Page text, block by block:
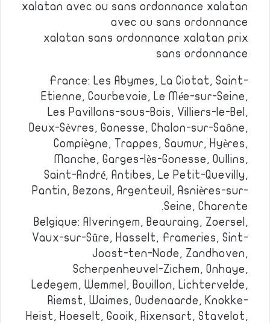
xalatan avec ou sans ordonnance xalatan
avec ou sans ordonnance
xalatan sans ordonnance xalatan prix
sans ordonnance
France: Les Abymes, La Ciotat, Saint-
Etienne, Courbevoie, Le Mée-sur-Seine,
Les Pavillons-sous-Bois, Villiers-le-Bel,
Deux-Sèvres, Gonesse, Chalon-sur-Saône,
Compiègne, Trappes, Saumur, Hyères,
Manche, Garges-lès-Gonesse, Oullins,
Saint-André, Antibes, Le Petit-Quevilly,
Pantin, Bezons, Argenteuil, Asnières-sur-
Seine, Charente.
Belgique: Alveringem, Beauraing, Zoersel,
Vaux-sur-Sûre, Hasselt, Frameries, Sint-
Joost-ten-Node, Zandhoven,
Scherpenheuvel-Zichem, Onhaye,
Ledegem, Wemmel, Bouillon, Lichtervelde,
Riemst, Waimes, Oudenaarde, Knokke-
Heist, Hoeselt, Gooik, Rixensart, Stavelot,